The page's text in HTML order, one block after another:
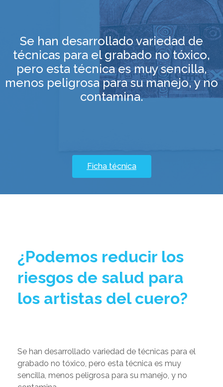
Se han desarrollado variedad de
técnicas para el grabado no tóxico,
pero esta técnica es muy sencilla,
menos peligrosa para su manejo, y no
contamina.
Ficha técnica
¿Podemos reducir los
riesgos de salud para
los artistas del cuero?
Se han desarrollado variedad de técnicas para el
grabado no tóxico, pero esta técnica es muy
sencilla, menos peligrosa para su manejo, y no